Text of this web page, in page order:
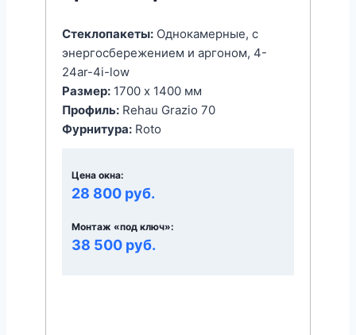
Стеклопакеты: Однокамерные, с
энергоcбережением и аргоном, 4-
24ar-4i-low
Размер: 1700 x 1400 мм
Профиль: Rehau Grazio 70
Фурнитура: Roto
Цена окна:
28 800 руб.
Монтаж «под ключ»:
38 500 руб.